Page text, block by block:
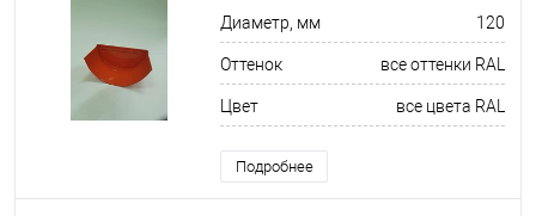
Диаметр, мм 120
Оттенок все оттенки RAL
Цвет все цвета RAL
Подробнее